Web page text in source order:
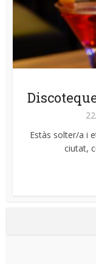
Estàs solter/a i
ciutat,